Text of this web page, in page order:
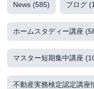
News (585) ブログ
ホームスタディー講座
マスター短期集中講座
不動産実務検定認定講座